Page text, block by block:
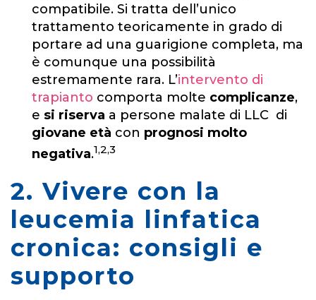
compatibile. Si tratta dell’unico
trattamento teoricamente in grado di
portare ad una guarigione completa, ma
è comunque una possibilità
estremamente rara. L’intervento di
trapianto comporta molte complicanze,
e si riserva a persone malate di LLC di
giovane età con prognosi molto
negativa.1,2,3
2. Vivere con la
leucemia linfatica
cronica: consigli e
supporto